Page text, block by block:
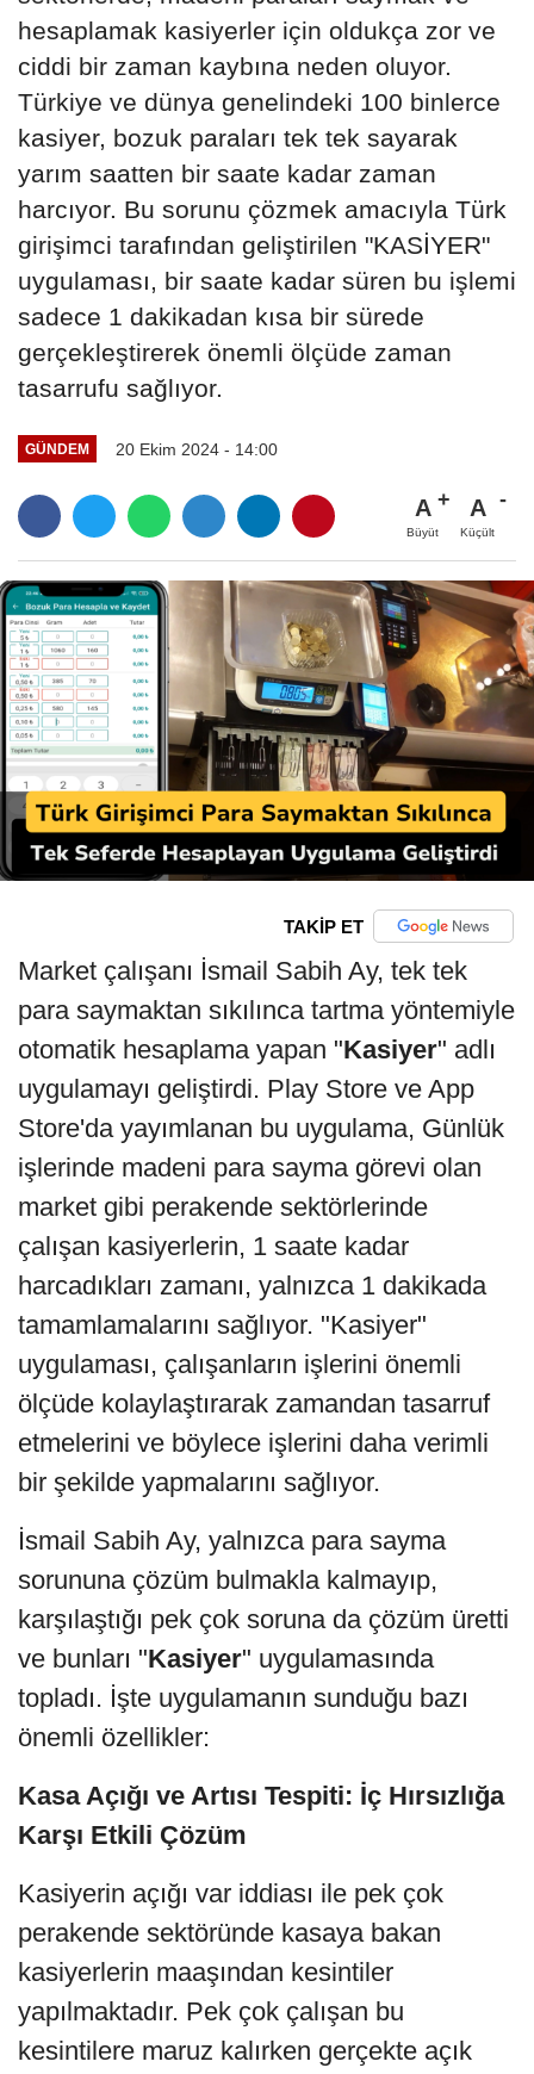
hesaplamak kasiyerler için oldukça zor ve
ciddi bir zaman kaybına neden oluyor.
Türkiye ve dünya genelindeki 100 binlerce
kasiyer, bozuk paraları tek tek sayarak
yarım saatten bir saate kadar zaman
harcıyor. Bu sorunu çözmek amacıyla Türk
girişimci tarafından geliştirilen "KASİYER"
uygulaması, bir saate kadar süren bu işlemi
sadece 1 dakikadan kısa bir sürede
gerçekleştirerek önemli ölçüde zaman
tasarrufu sağlıyor.
GÜNDEM 20 Ekim 2024 - 14:00
A
Büyüt
A
Küçült
TAKİP ET
Market çalışanı İsmail Sabih Ay, tek tek
para saymaktan sıkılınca tartma yöntemiyle
otomatik hesaplama yapan "Kasiyer" adlı
uygulamayı geliştirdi. Play Store ve App
Store'da yayımlanan bu uygulama, Günlük
işlerinde madeni para sayma görevi olan
market gibi perakende sektörlerinde
çalışan kasiyerlerin, 1 saate kadar
harcadıkları zamanı, yalnızca 1 dakikada
tamamlamalarını sağlıyor. "Kasiyer"
uygulaması, çalışanların işlerini önemli
ölçüde kolaylaştırarak zamandan tasarruf
etmelerini ve böylece işlerini daha verimli
bir şekilde yapmalarını sağlıyor.
İsmail Sabih Ay, yalnızca para sayma
sorununa çözüm bulmakla kalmayıp,
karşılaştığı pek çok soruna da çözüm üretti
ve bunları "Kasiyer" uygulamasında
topladı. İşte uygulamanın sunduğu bazı
önemli özellikler:
Kasa Açığı ve Artısı Tespiti: İç Hırsızlığa
Karşı Etkili Çözüm
Kasiyerin açığı var iddiası ile pek çok
perakende sektöründe kasaya bakan
kasiyerlerin maaşından kesintiler
yapılmaktadır. Pek çok çalışan bu
kesintilere maruz kalırken gerçekte açık